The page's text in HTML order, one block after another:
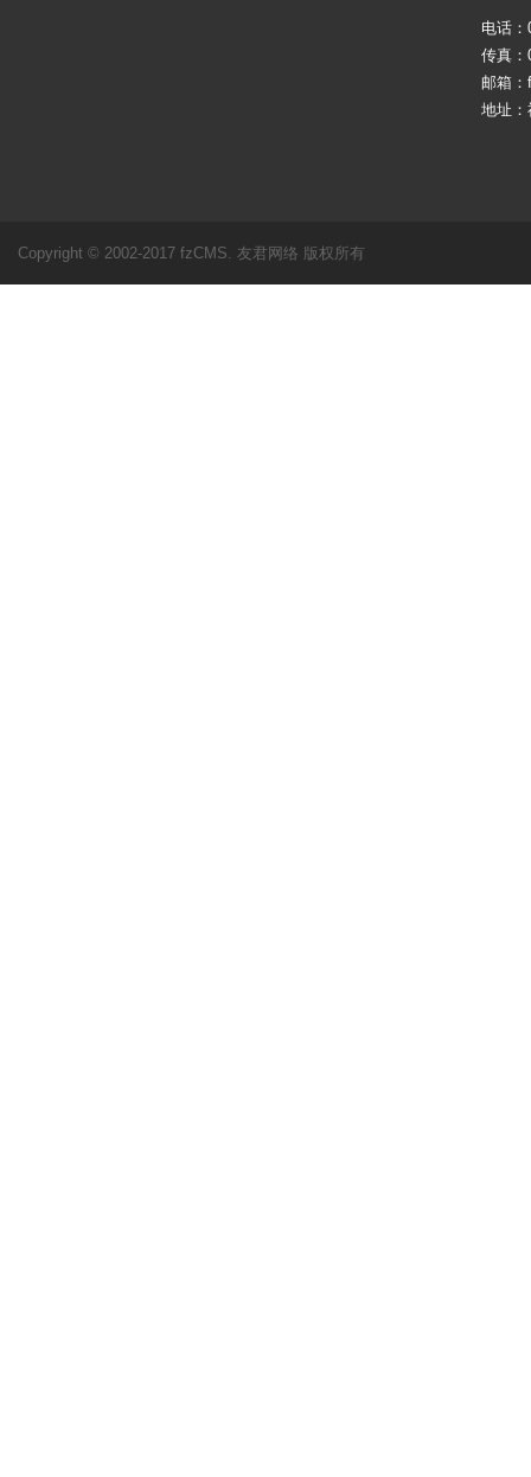
电话：
传真：
邮箱
地址
Copyright © 2002-2017 fzCMS. 友君网络 版权所有